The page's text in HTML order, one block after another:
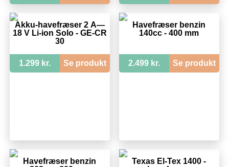
Akku-havefræser 2 Ã—
18 V Li-ion Solo - GE-CR
30
1.299 kr. Se produkt
Havefræser benzin
140cc - 400 mm
2.499 kr. Se produkt
Havefræser benzin
Texas El-Tex 1400 -